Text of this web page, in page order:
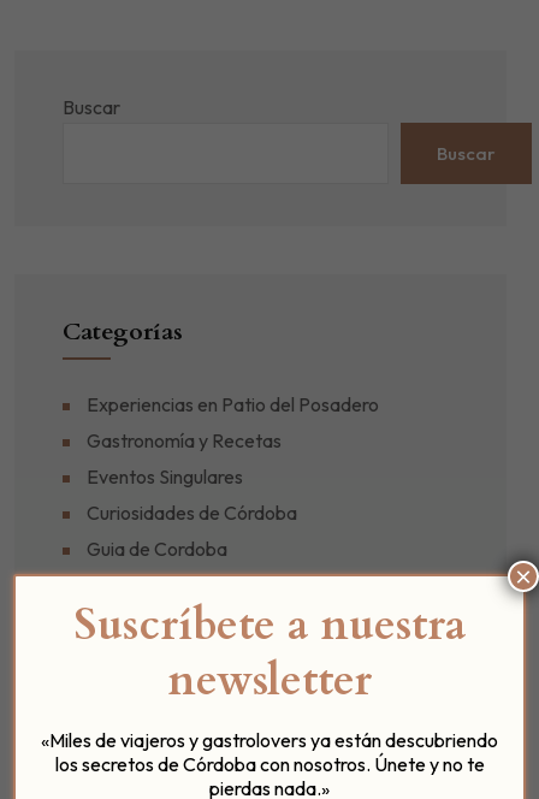
Buscar
Buscar
Categorías
Experiencias en Patio del Posadero
Gastronomía y Recetas
Eventos Singulares
Curiosidades de Córdoba
Guia de Cordoba
Posadero Bistro
Colaboraciones para tu Bienestar
Historias desde el Umbral (Podcast)
Ofertas y Promociones
Suscríbete a nuestra
newsletter
«Miles de viajeros y gastrolovers ya están descubriendo
los secretos de Córdoba con nosotros. Únete y no te
pierdas nada.»
×